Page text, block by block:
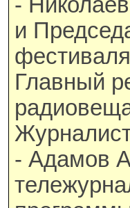
и
Главный
- Адамов